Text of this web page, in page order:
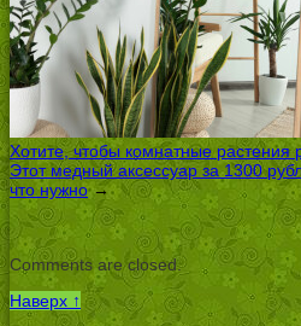
Хотите, чтобы комнатные
Этот медный аксессуар за 1300
что нужно→
Comments are closed.
Наверх ↑